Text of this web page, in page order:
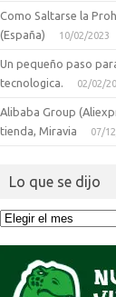
Como Saltarse la
(España)
10/02/2023
Un pequeño paso
tecnologica.
02/02/
Alibaba Group
tienda, Miravia
07/
Lo que se dijo
Lo